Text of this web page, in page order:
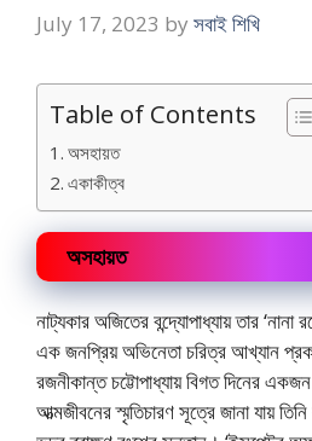
July 17, 2023 by সবাই শিখি
Table of Contents
অসহায়ত
একাকীত্ব
অসহায়ত
নাট্যকার অজিতের বন্দ্যোপাধ্যায় তার
এক জনপ্রিয় অভিনেতা চরিত্র আখ্যান
রজনীকান্ত চট্টোপাধ্যায় বিগত দিনের
আত্মজীবনের স্মৃতিচারণ সূত্রে জানা যায়